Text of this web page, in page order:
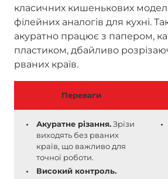
класичних кишенькових
філейних аналогів для кухні.
акуратно працює з папером,
пластиком, дбайливо
рваних країв.
Переваги
Акуратне різання. Зрізи
виходять без рваних
країв, що важливо для
точної роботи.
Високий контроль.